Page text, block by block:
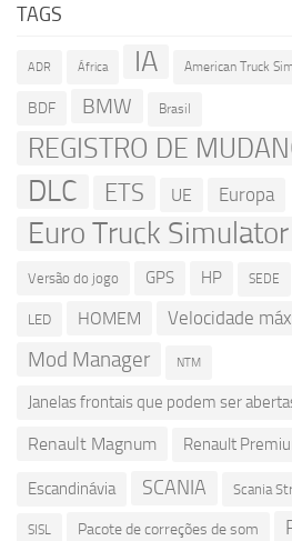
TAGS
ADR África IA American Truck
BDF BMW Brasil
REGISTRO DE
DLC ETS UE Europa
Euro Truck Simulator
Versão do jogo GPS HP SEDE
LED HOMEM Velocidade
Mod Manager NTM
Janelas frontais que podem ser
Renault Magnum
Renault
Escandinávia SCANIA Scania
SISL Pacote de correções de som